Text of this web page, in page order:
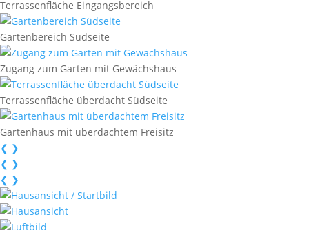
Terrassenfläche Eingangsbereich
Gartenbereich Südseite
Zugang zum Garten mit Gewächshaus
Terrassenfläche überdacht Südseite
Gartenhaus mit überdachtem Freisitz
❮ ❯
❮ ❯
❮ ❯